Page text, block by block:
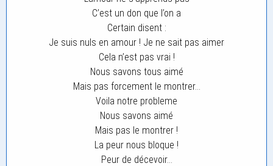
C’est un don que l’on a
Certain disent :
Je suis nuls en amour ! Je ne sait pas aimer
Cela n’est pas vrai !
Nous savons tous aimé
Mais pas forcement le montrer…
Voila notre probleme
Nous savons aimé
Mais pas le montrer !
La peur nous bloque !
Peur de décevoir…